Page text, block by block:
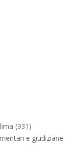
(331)
e giudiziarie